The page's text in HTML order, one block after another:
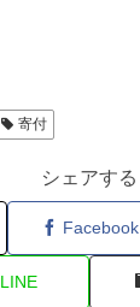
寄付
シェアする
Facebook
LINE